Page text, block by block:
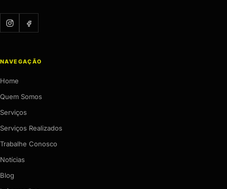
NAVEGAÇÃO
Home
Quem Somos
Serviços
Serviços Realizados
Trabalhe Conosco
Notícias
Blog